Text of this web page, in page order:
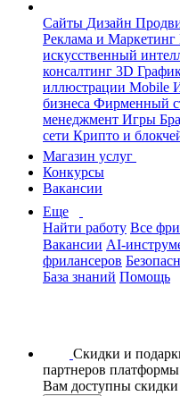
Сайты Дизайн
Реклама и Маркетинг
искусственный
консалтинг 3D
иллюстрации Mobile
бизнеса Фирменный
менеджмент Игры
сети Крипто и
Магазин услуг
Конкурсы
Вакансии
Еще
Найти работу Все
Вакансии AI-
фрилансеров
База знаний Помощь
Скидки и
партнеров платформы
Вам доступны скидки